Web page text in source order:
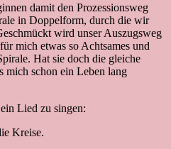
damit den Prozessionsweg
in Doppelform, durch die wir
wird unser Auszugsweg
mich etwas so Achtsames und
Hat sie doch die gleiche
mich schon ein Leben lang
Lied zu singen:
Kreise.